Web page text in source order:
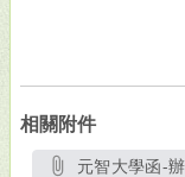
相關附件